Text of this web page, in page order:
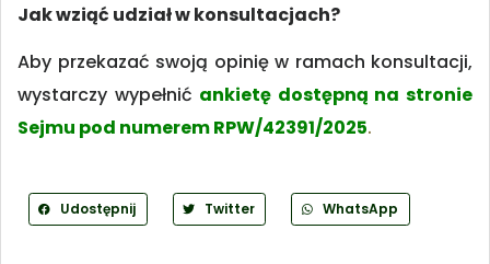
Jak wziąć udział w konsultacjach?
Aby przekazać swoją opinię w ramach konsultacji,
wystarczy wypełnić ankietę dostępną na stronie
Sejmu pod numerem RPW/42391/2025.
Udostępnij Twitter WhatsApp